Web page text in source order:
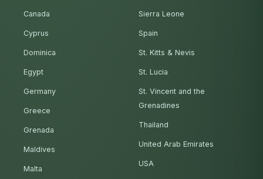
Canada
Cyprus
Dominica
Egypt
Germany
Greece
Grenada
Maldives
Malta
Sierra Leone
Spain
St. Kitts & Nevis
St. Lucia
St. Vincent and the
Grenadines
Thailand
United Arab Emirates
USA